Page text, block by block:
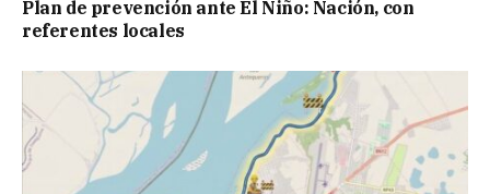
Plan de prevención ante El Niño: Nación, con
referentes locales